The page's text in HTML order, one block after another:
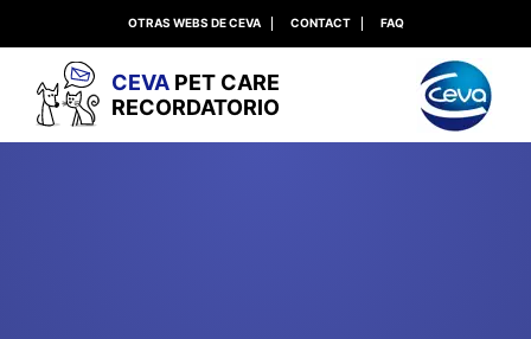
OTRAS WEBS DE CEVA CONTACT FAQ
CEVA PET CARE
RECORDATORIO